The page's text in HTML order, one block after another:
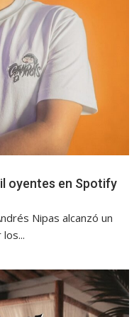
oyentes en Spotify
Nipas alcanzó un